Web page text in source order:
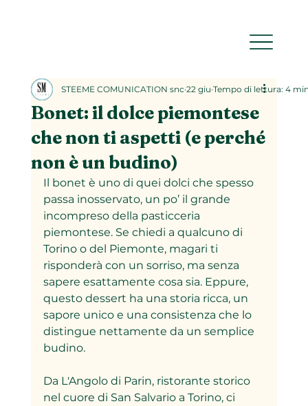
Bonet: il dolce piemontese
che non ti aspetti (e perché
non è un budino)
STEEME COMUNICATION snc 22 giu Tempo di lettura: 4
Il bonet è uno di quei dolci che spesso
passa inosservato, un po’ il grande
incompreso della pasticceria
piemontese. Se chiedi a qualcuno di
Torino o del Piemonte, magari ti
risponderà con un sorriso, ma senza
sapere esattamente cosa sia. Eppure,
questo dessert ha una storia ricca, un
sapore unico e una consistenza che lo
distingue nettamente da un semplice
budino.
Da L'Angolo di Parin, ristorante storico
nel cuore di San Salvario a Torino, ci